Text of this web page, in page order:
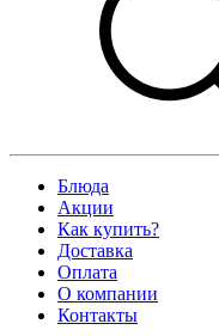
Блюда
Акции
Как купить?
Доставка
Оплата
О компании
Контакты